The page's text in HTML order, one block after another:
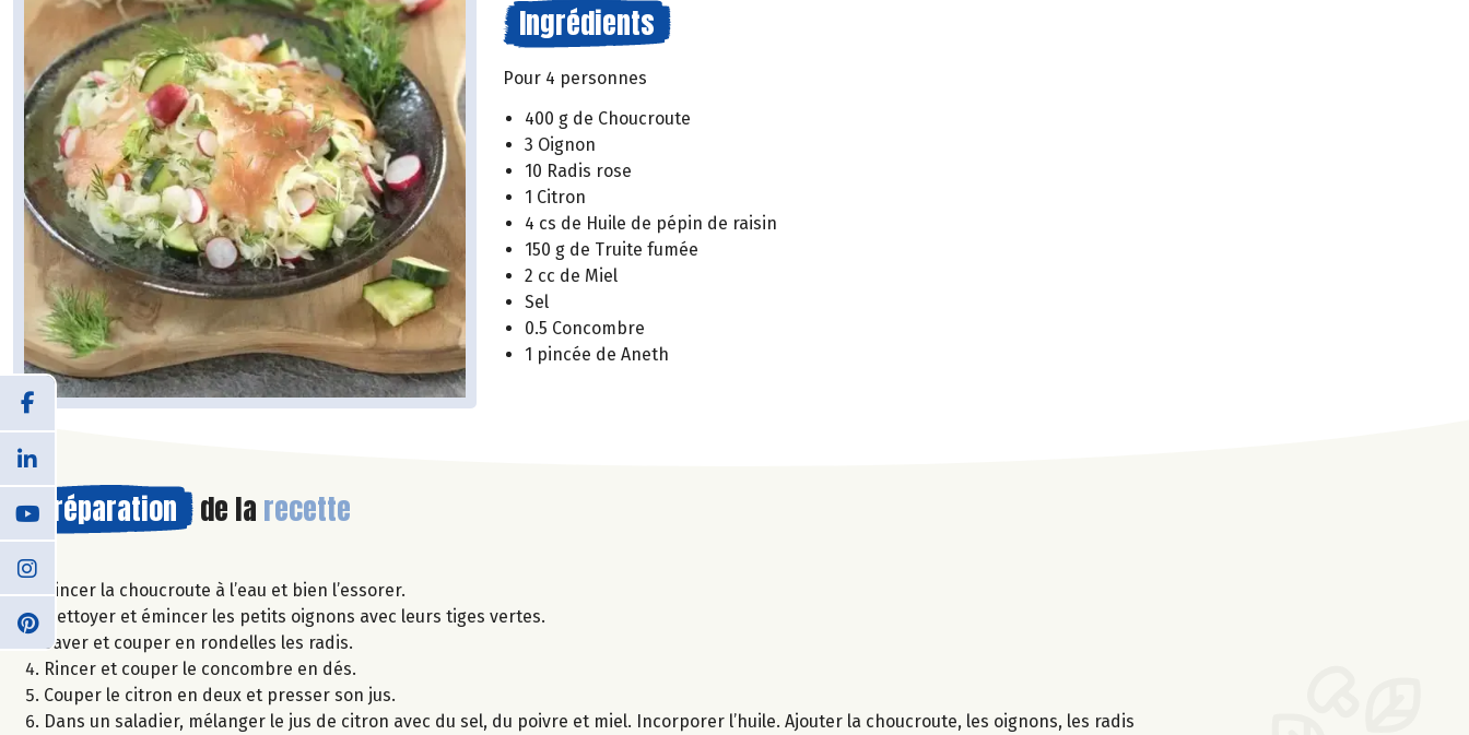
Ingrédients
Pour 4 personnes
400 g de Choucroute
3 Oignon
10 Radis rose
1 Citron
4 cs de Huile de pépin de raisin
150 g de Truite fumée
2 cc de Miel
Sel
0.5 Concombre
1 pincée de Aneth
Préparation de la recette
Rincer la choucroute à l’eau et bien l’essorer.
Nettoyer et émincer les petits oignons avec leurs tiges vertes.
Laver et couper en rondelles les radis.
Rincer et couper le concombre en dés.
Couper le citron en deux et presser son jus.
Dans un saladier, mélanger le jus de citron avec du sel, du poivre et miel. Incorporer l’huile. Ajouter la choucroute, les oignons, les radis